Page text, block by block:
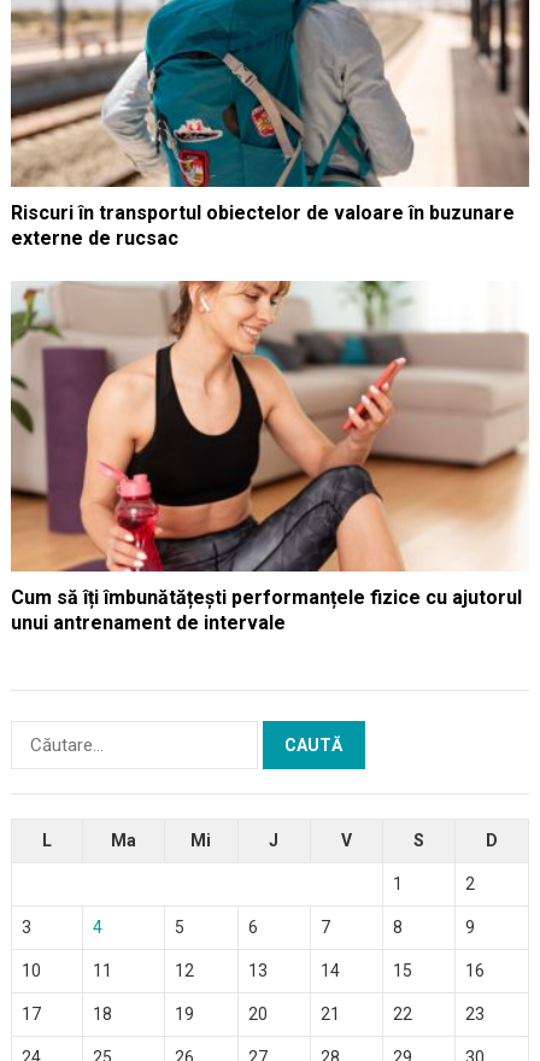
Riscuri în transportul obiectelor de valoare în buzunare
externe de rucsac
Cum să îți îmbunătățești performanțele fizice cu ajutorul
unui antrenament de intervale
Caută
după:
L Ma Mi J V S D
1 2
3 4 5 6 7 8 9
10 11 12 13 14 15 16
17 18 19 20 21 22 23